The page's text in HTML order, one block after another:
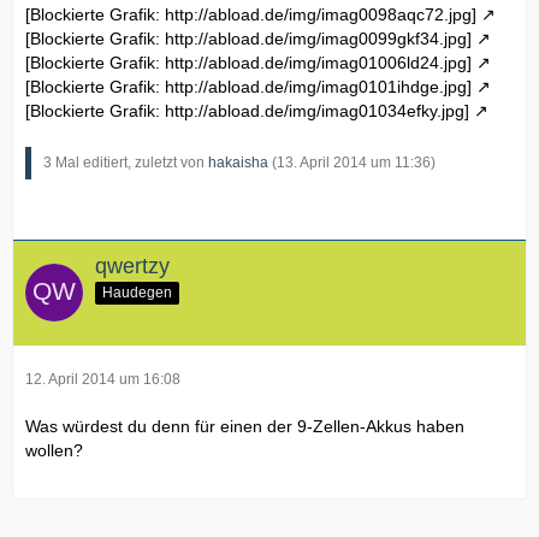
* Bluethoot 355
* 4-GB Ram
* 8xDVD+/-RW Slim Slot-Load-Drive (Defekt)
* ohne Festplatte
* 2x9Zellen Akku einer davon ist Defekt 30min Akkulaufzeit
* Original Dell Tasche
[Blockierte Grafik: http://abload.de/img/imag0098aqc72.jpg]
[Blockierte Grafik: http://abload.de/img/imag0099gkf34.jpg]
[Blockierte Grafik: http://abload.de/img/imag01006ld24.jpg]
[Blockierte Grafik: http://abload.de/img/imag0101ihdge.jpg]
[Blockierte Grafik: http://abload.de/img/imag01034efky.jpg]
3 Mal editiert, zuletzt von hakaisha (13. April 2014 um 11:36)
qwertzy
Haudegen
12. April 2014 um 16:08
Was würdest du denn für einen der 9-Zellen-Akkus haben
wollen?